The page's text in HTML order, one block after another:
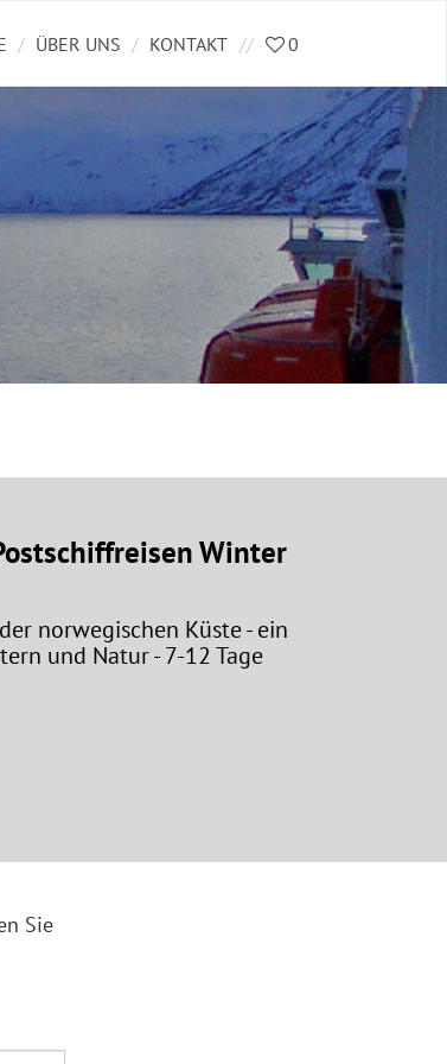
0
ÜBER UNS KONTAKT
Winter
norwegischen Küste - ein
und Natur - 7-12 Tage
Sie